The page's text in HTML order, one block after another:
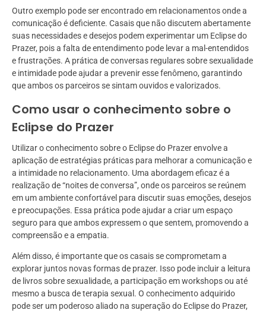
Outro exemplo pode ser encontrado em relacionamentos onde a
comunicação é deficiente. Casais que não discutem abertamente
suas necessidades e desejos podem experimentar um Eclipse do
Prazer, pois a falta de entendimento pode levar a mal-entendidos
e frustrações. A prática de conversas regulares sobre sexualidade
e intimidade pode ajudar a prevenir esse fenômeno, garantindo
que ambos os parceiros se sintam ouvidos e valorizados.
Como usar o conhecimento sobre o
Eclipse do Prazer
Utilizar o conhecimento sobre o Eclipse do Prazer envolve a
aplicação de estratégias práticas para melhorar a comunicação e
a intimidade no relacionamento. Uma abordagem eficaz é a
realização de “noites de conversa”, onde os parceiros se reúnem
em um ambiente confortável para discutir suas emoções, desejos
e preocupações. Essa prática pode ajudar a criar um espaço
seguro para que ambos expressem o que sentem, promovendo a
compreensão e a empatia.
Além disso, é importante que os casais se comprometam a
explorar juntos novas formas de prazer. Isso pode incluir a leitura
de livros sobre sexualidade, a participação em workshops ou até
mesmo a busca de terapia sexual. O conhecimento adquirido
pode ser um poderoso aliado na superação do Eclipse do Prazer,